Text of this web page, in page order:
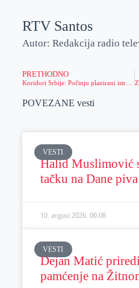
RTV Santos
Autor: Redakcija radio
PRETHODNO
Koridori Srbije: Počinju planirani istražni radovi na trasi autoputa Beograd – Zrenjanin – Novi Sad
POVEZANE vesti
VESTI
Halid Muslimović
tačku na Dane piva
10. avgust 2026. 00:08
VESTI
Dejan Matić
pamćenje na